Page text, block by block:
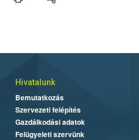
Hivatalunk
Bemutatkozás
Szervezeti felépítés
Gazdálkodási adatok
Felügyeleti szervünk